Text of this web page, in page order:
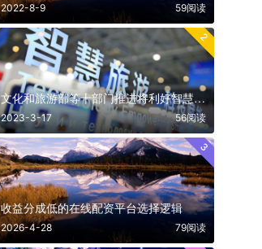
2022-8-9 59阅读
2
文化和旅游部等十部门推进将利好智慧旅游相关股票
2023-3-17 56阅读
3
收益分成低的在线配资平台选择逻辑
2026-4-28 79阅读